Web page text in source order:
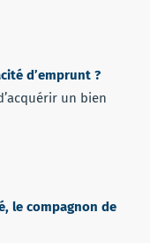
d’emprunt ?
un bien
le compagnon de